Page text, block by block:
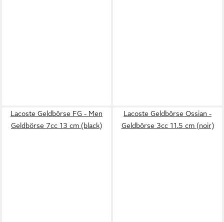
Lacoste Geldbörse FG - Men
Geldbörse 7cc 13 cm (black)
Lacoste Geldbörse Ossian -
Geldbörse 3cc 11.5 cm (noir)